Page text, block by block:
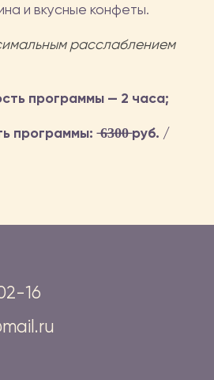
и вкусные конфеты.
расслаблением
программы — 2 часа;
программы: ̶6̶3̶0̶0̶ руб. /
16